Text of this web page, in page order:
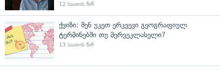
12 საათის წინ
ქვიზი: შენ უკეთ ერკვევი გეოგრაფიულ
ტერმინებში თუ მერვეკლასელი?
13 საათის წინ